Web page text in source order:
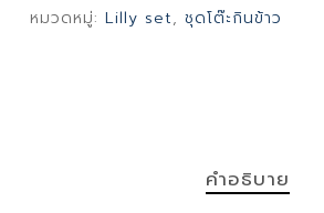
หมวดหมู่: Lilly set, ชุดโต๊ะกินข้าว
คำอธิบาย